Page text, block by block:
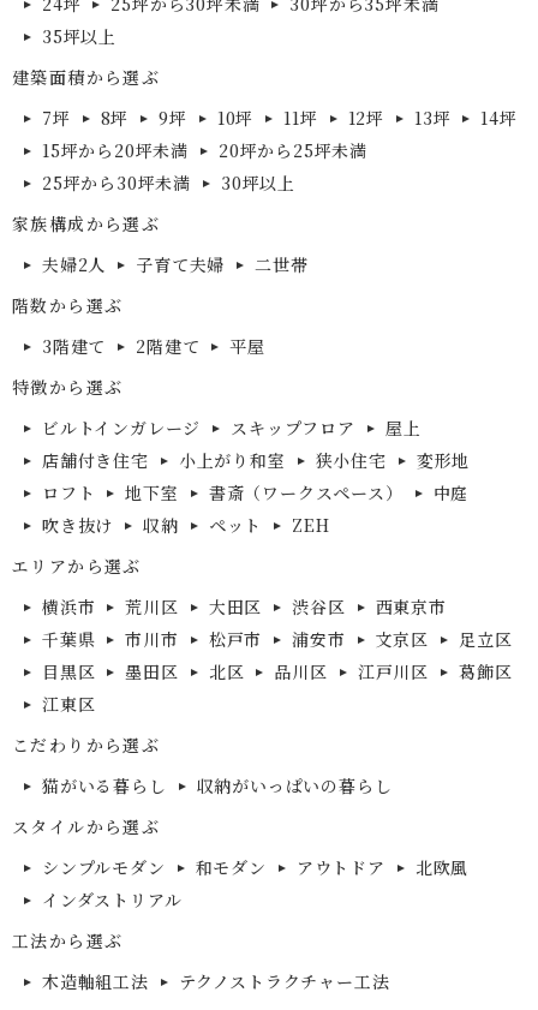
35坪以上
建築面積から選ぶ
7坪
8坪 9坪 10坪 11坪 12坪 13坪
14坪
15坪から20坪未満
20坪から25坪未満
25坪から30坪未満
30坪以上
家族構成から選ぶ
夫婦2人
子育て夫婦
二世帯
階数から選ぶ
3階建て
2階建て
平屋
特徴から選ぶ
ビルトインガレージ
スキップフロア
屋上
店舗付き住宅
小上がり和室 狭小住宅
変形地
ロフト
地下室 書斎（ワークスペース）
中庭
吹き抜け
収納 ペット
ZEH
エリアから選ぶ
横浜市
荒川区 大田区 渋谷区
西東京市
千葉県
市川市 松戸市 浦安市 文京区
足立区
目黒区
墨田区 北区 品川区 江戸川区
葛飾区
江東区
こだわりから選ぶ
猫がいる暮らし
収納がいっぱいの暮らし
スタイルから選ぶ
シンプルモダン
和モダン アウトドア
北欧風
インダストリアル
工法から選ぶ
木造軸組工法
テクノストラクチャー工法